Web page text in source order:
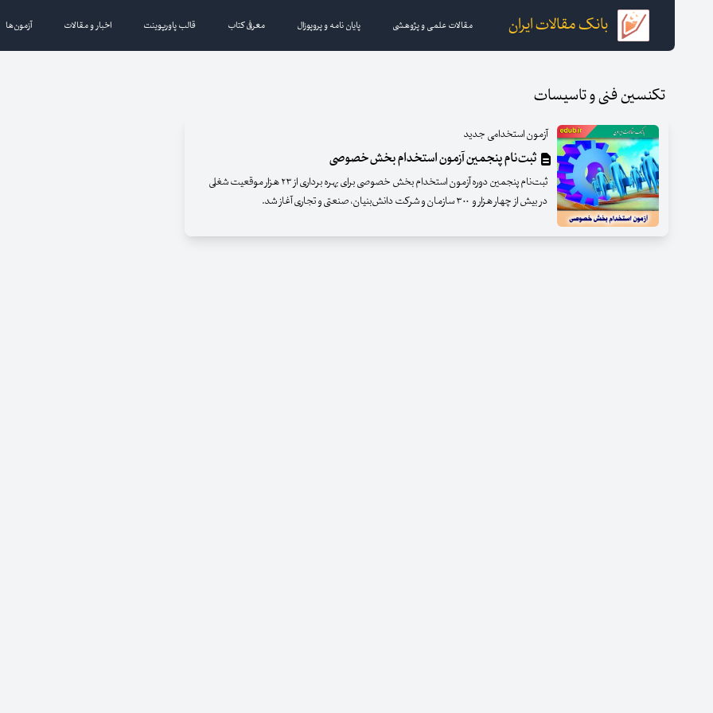
بانک مقالات ایران مقالات علمی و پژوهشی پایان نامه و پروپوزال معرفی کتاب قالب پاورپوینت اخبار و مقالات آزمون‌ها
تکنسین فنی و تاسیسات
آزمون استخدامی جدید
ثبت‌نام پنجمین آزمون استخدام بخش‌خصوصی
ثبت‌نام پنجمین دوره آزمون استخدام بخش خصوصی برای بهره برداری از ۲۳ هزار موقعیت شغلی
در بیش از چهار هزار و ۳۰۰ سازمان و شرکت دانش‌بنیان، صنعتی و تجاری آغاز شد.